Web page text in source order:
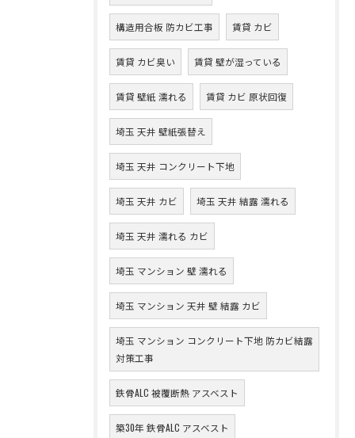
構造用合板 防カビ工事 賃貸 カビ
賃貸 カビ臭い 賃貸 壁が湿っている
賃貸 壁紙 濡れる 賃貸 カビ 原状回復
埼玉 天井 壁紙張替え
埼玉 天井 コンクリート下地
埼玉 天井 カビ 埼玉 天井 結露 濡れる
埼玉 天井 濡れる カビ
埼玉 マンション 壁 濡れる
埼玉 マンション 天井 壁 結露 カビ
埼玉 マンション コンクリート下地 防カビ結露
対策工事
鉄骨ALC 被覆断熱 アスベスト
築30年 鉄骨ALC アスベスト